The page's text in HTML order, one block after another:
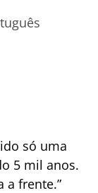
só uma
5 mil anos.
a frente.”